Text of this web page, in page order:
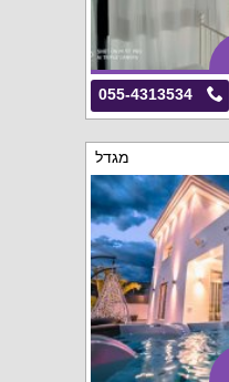
055-4313534
מגדל